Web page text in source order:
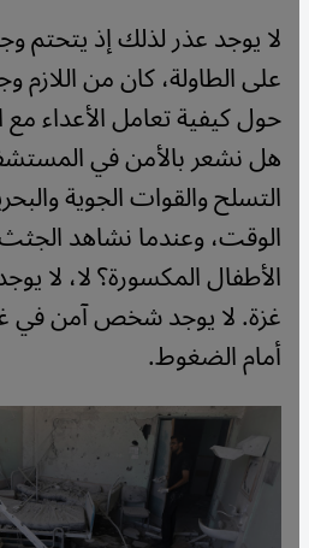
لا يوجد عذر لذلك إذ يتحتم
على الطاولة، كان من
حول كيفية تعامل الأعداء
هل نشعر بالأمن في
التسلح والقوات الجوية
الوقت، وعندما نشاهد
الأطفال المكسورة؟ لا، لا
غزة. لا يوجد شخص آمن في
أمام الضغوط.